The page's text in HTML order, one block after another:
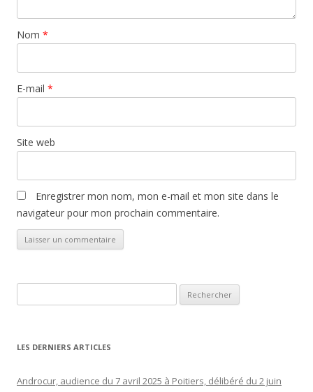
Nom *
E-mail *
Site web
Enregistrer mon nom, mon e-mail et mon site dans le
navigateur pour mon prochain commentaire.
LES DERNIERS ARTICLES
Androcur, audience du 7 avril 2025 à Poitiers, délibéré du 2 juin